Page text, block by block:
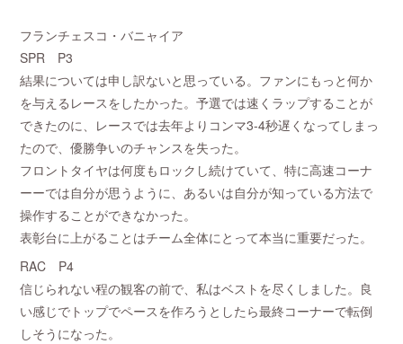
フランチェスコ・バニャイア
SPR P3
結果については申し訳ないと思っている。ファンにもっと何か
を与えるレースをしたかった。予選では速くラップすることが
できたのに、レースでは去年よりコンマ3-4秒遅くなってしまっ
たので、優勝争いのチャンスを失った。
フロントタイヤは何度もロックし続けていて、特に高速コーナ
ーーでは自分が思うように、あるいは自分が知っている方法で
操作することができなかった。
表彰台に上がることはチーム全体にとって本当に重要だった。
RAC P4
信じられない程の観客の前で、私はベストを尽くしました。良
い感じでトップでペースを作ろうとしたら最終コーナーで転倒
しそうになった。